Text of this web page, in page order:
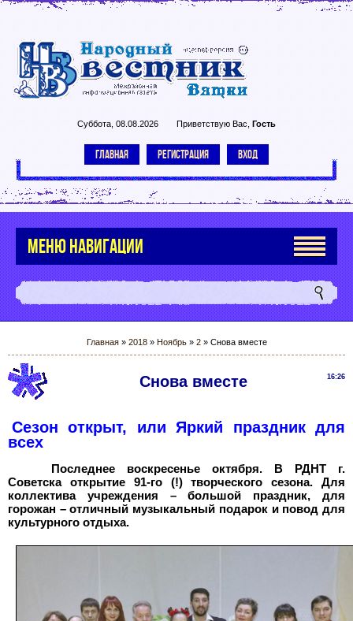
Суббота, 08.08.2026 Приветствую Вас Гость
ГЛАВНАЯ РЕГИСТРАЦИЯ ВХОД
МЕНЮ НАВИГАЦИИ
Главная» 2018 » Ноябрь » 2» Снова вместе
16:26
Снова вместе
Сезон открыт, или Яркий праздник для
всех
Последнее воскресенье октября. В РДНТ г.
Советска открытие 91-го (!) творческого сезона. Для
коллектива учреждения – большой праздник, для
горожан – отличный музыкальный подарок и повод для
культурного отдыха.